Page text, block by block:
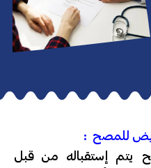
للمصح :
يتم إستقباله من قبل